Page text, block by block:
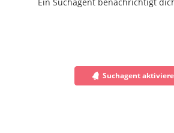
Suchagent